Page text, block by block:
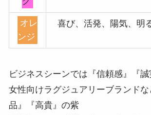
オレ
ンジ
喜び、活発、陽気、明
ビジネスシーンでは『信頼感』『
女性向けラグジュアリーブランドな
品』『高貴』の紫